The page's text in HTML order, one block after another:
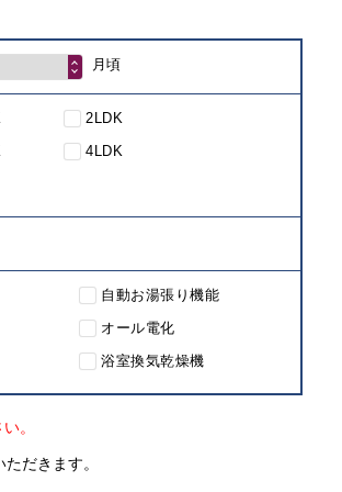
月頃
2LDK
4LDK
自動お湯張り機能
オール電化
浴室換気乾燥機
。
だきます。